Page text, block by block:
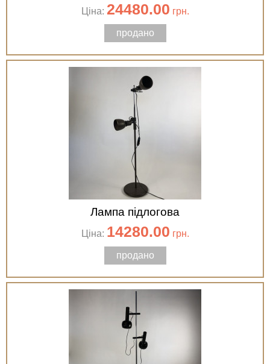
Ціна: 24480.00 грн.
продано
Лампа підлогова
Ціна: 14280.00 грн.
продано